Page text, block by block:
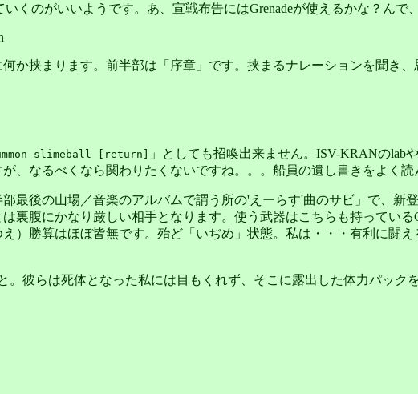
いくのがいいようです。あ、宣戦布告にはGrenadeが使えるかな？んで
か挟まります。前半部は「序章」です。挟まるナレーションを聞き
slimeball [return]
」としても招喚出来ません。ISV-KRANのlab
、なるべくなら関わりたくないですね。。。船員の遺し書きをよく読
最後の山場／音楽のアルバムで謂う所の'えーらす'曲のサビ」で、新
裏腹にかなり厳しい相手となります。使う武器はこちらも持っている
）勝算はほぼ皆無です。殆ど「いぢめ」状態。私は・・・有利に闘え
。彼らは死体となった私には目もくれず、そこに露出した体力パック